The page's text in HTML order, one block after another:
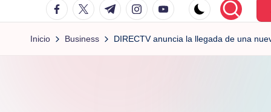
n
t
facebook.com
twitter.com
t.me instagram.com
youtube.com
Inicio Business DIRECTV anuncia la llegada de una